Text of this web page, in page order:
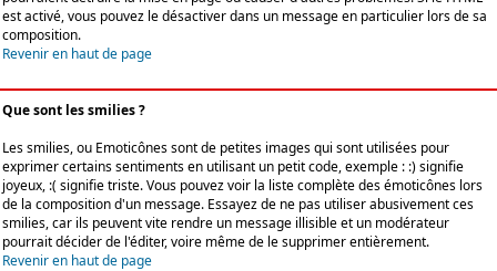
est activé, vous pouvez le désactiver dans un message en particulier lors de sa
composition.
Revenir en haut de page
Que sont les smilies ?
Les smilies, ou Emoticônes sont de petites images qui sont utilisées pour
exprimer certains sentiments en utilisant un petit code, exemple : :) signifie
joyeux, :( signifie triste. Vous pouvez voir la liste complète des émoticônes lors
de la composition d'un message. Essayez de ne pas utiliser abusivement ces
smilies, car ils peuvent vite rendre un message illisible et un modérateur
pourrait décider de l'éditer, voire même de le supprimer entièrement.
Revenir en haut de page